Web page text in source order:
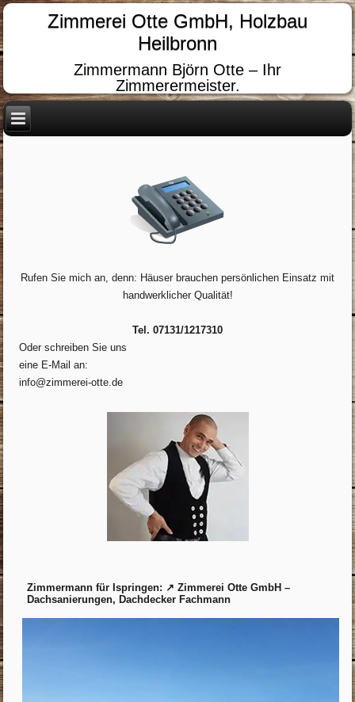
Zimmerei Otte GmbH, Holzbau
Heilbronn
Zimmermann Björn Otte – Ihr
Zimmerermeister.
Rufen Sie mich an, denn: Häuser brauchen persönlichen Einsatz mit
handwerklicher Qualität!
Tel. 07131/1217310
Oder schreiben Sie uns
eine E-Mail an:
info@zimmerei-otte.de
Zimmermann für Ispringen: ↗️ Zimmerei Otte GmbH –
Dachsanierungen, Dachdecker Fachmann